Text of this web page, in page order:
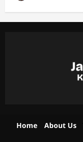
Home About Us